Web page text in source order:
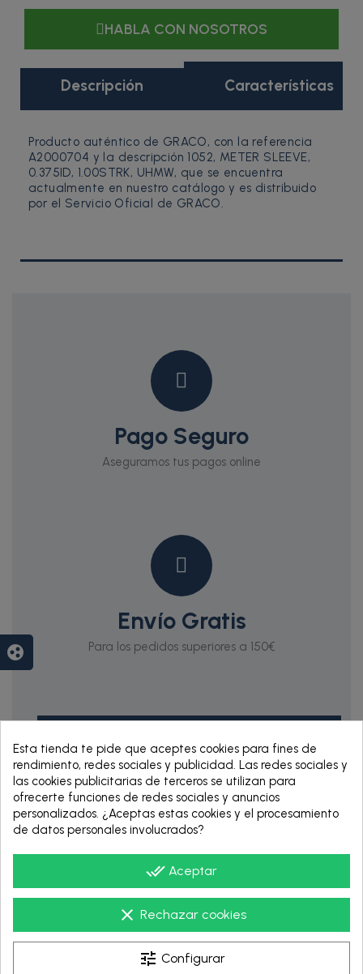
HABLA CON NOSOTROS
Descripción Características
Producto auténtico de GRACO, con la referencia
A2000704 y la descripción 1052, METER SLEEVE,
0.375ID, 1.00STRK, UHMW, que se encuentra
actualmente en nuestro catálogo y es distribuido
por el Servicio Oficial de GRACO.
Pago Seguro
Aseguramos tus pagos online
Envío Gratis
Para los pedidos superiores a 150€
RENTING DE 12
Esta tienda te pide que aceptes cookies para fines de
rendimiento, redes sociales y publicidad. Las redes sociales y
las cookies publicitarias de terceros se utilizan para
ofrecerte funciones de redes sociales y anuncios
personalizados. ¿Aceptas estas cookies y el procesamiento
de datos personales involucrados?
done_all Aceptar
clear Rechazar cookies
tune Configurar
group_work